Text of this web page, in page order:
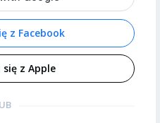
z Facebook
z Apple